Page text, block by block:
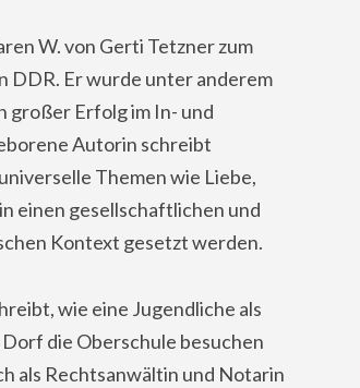
W. von Gerti Tetzner zum
DDR. Er wurde unter anderem
großer Erfolg im In- und
Autorin schreibt
Themen wie Liebe,
einen gesellschaftlichen und
Kontext gesetzt werden.
wie eine Jugendliche als
die Oberschule besuchen
als Rechtsanwältin und Notarin